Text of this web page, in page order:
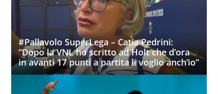
#Pallavolo SuperLega – Catia Pedrini:
“Dopo la VNL ho scritto ad Holt che d’ora
in avanti 17 punti a partita li voglio anch’io”